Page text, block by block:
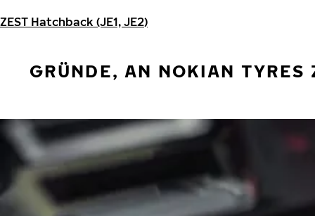
ZEST Hatchback (JE1, JE2)
GRÜNDE, AN NOKIAN TYRES